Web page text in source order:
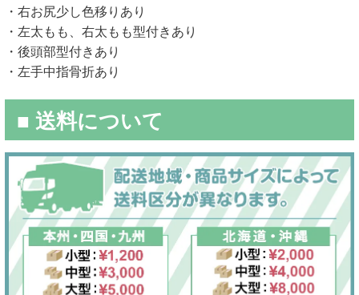
・右お尻少し色移りあり
・左太もも、右太もも型付きあり
・後頭部型付きあり
・左手中指骨折あり
■ 送料について